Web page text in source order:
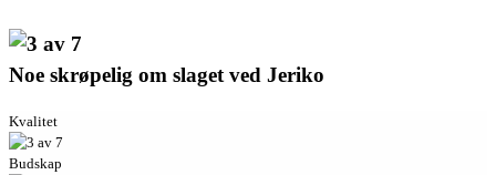
Noe skrøpelig om slaget ved Jeriko
Kvalitet
Budskap